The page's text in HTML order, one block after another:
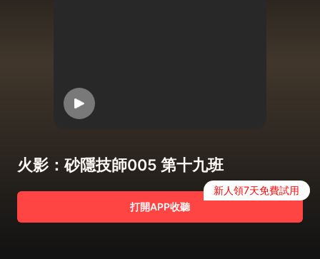
火影：砂隱技師005 第十九班
打開APP收聽
新人領7天免費試用